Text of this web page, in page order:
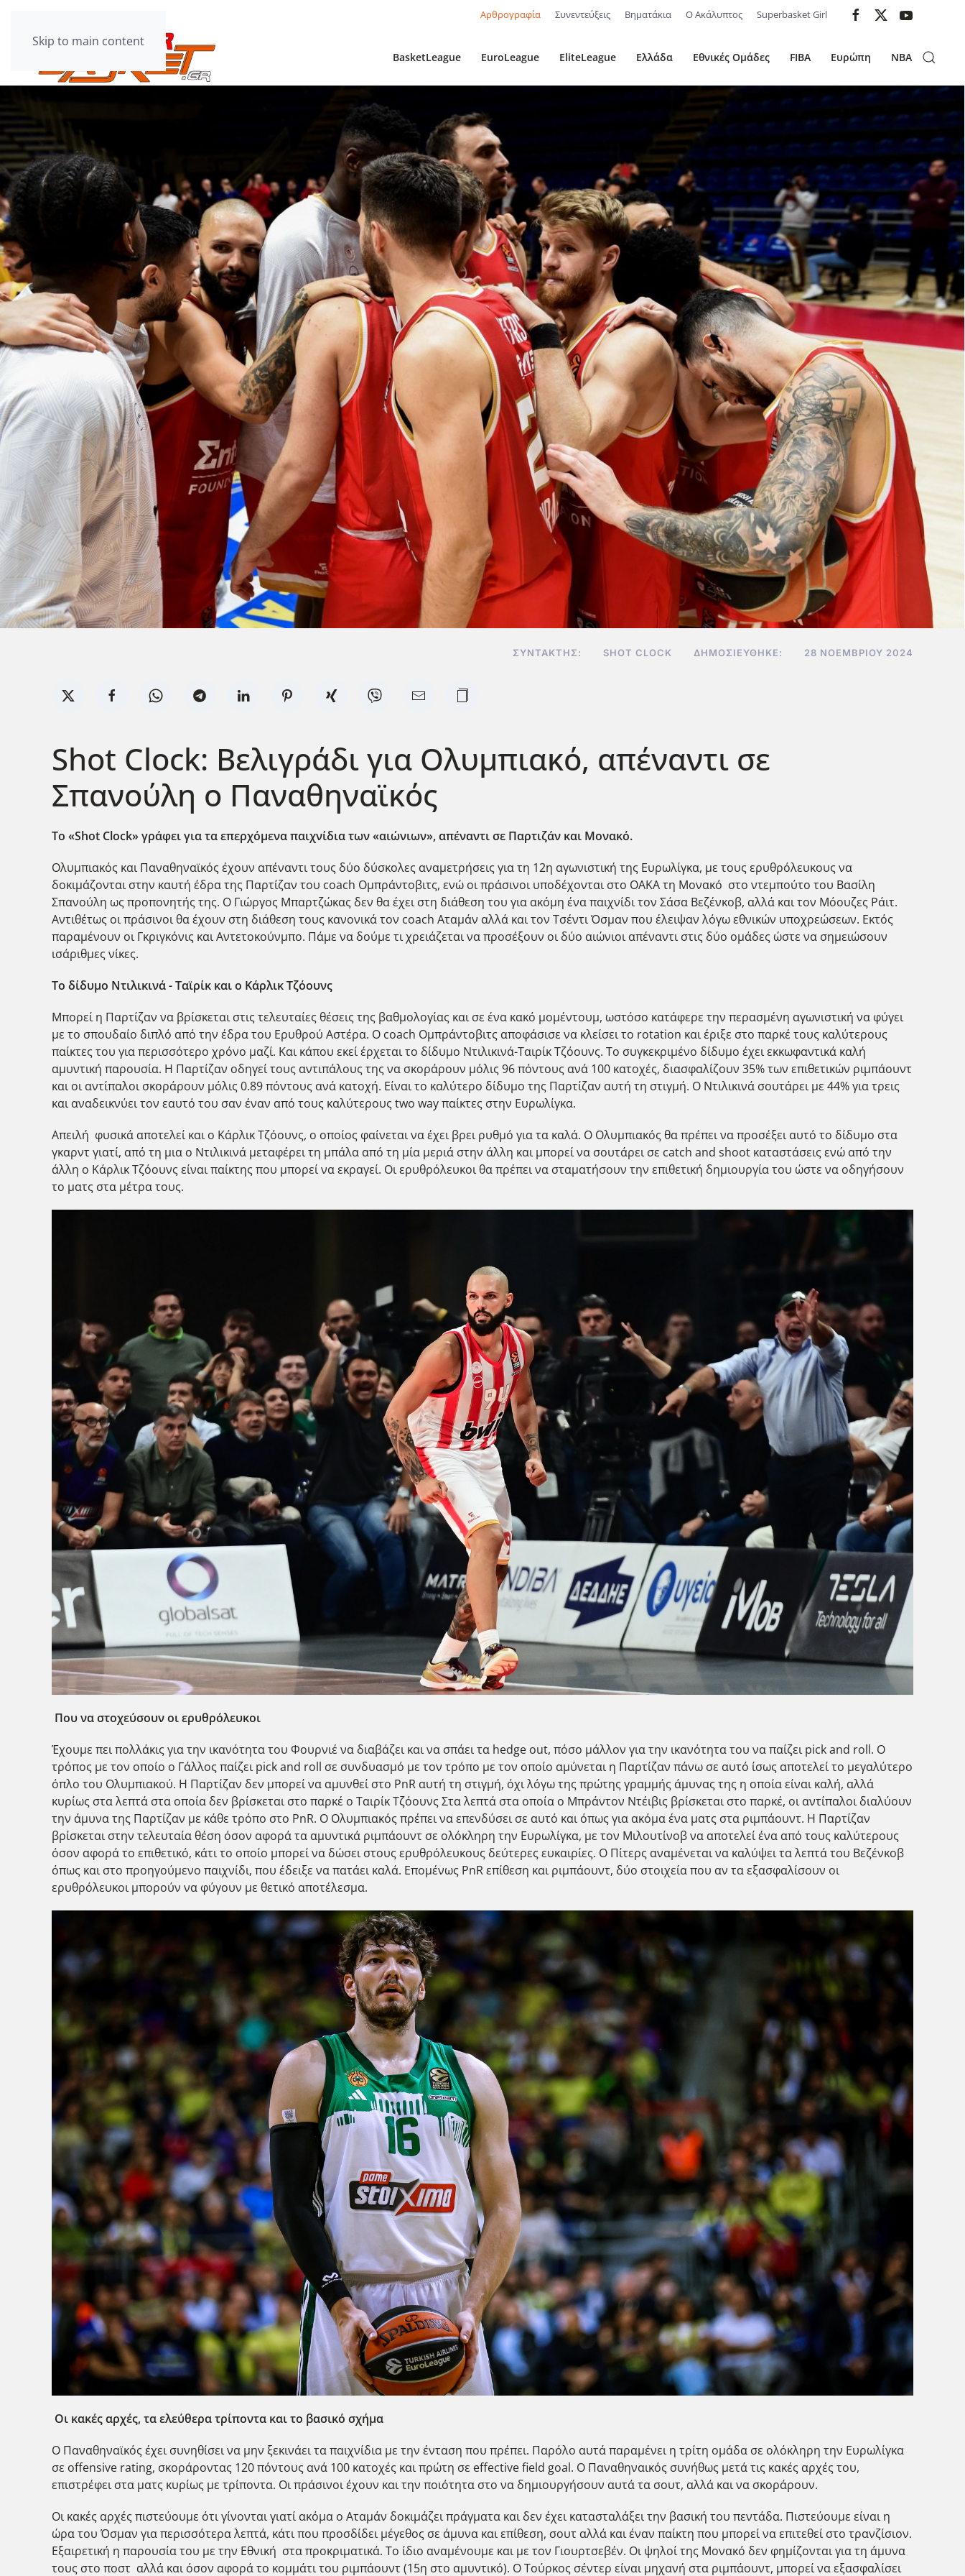
Skip to main content
Αρθρογραφία Συνεντεύξεις Βηματάκια Ο Ακάλυπτος Superbasket Girl
BasketLeague EuroLeague EliteLeague Ελλάδα Εθνικές Ομάδες FIBA Ευρώπη NBA
ΣΥΝΤΆΚΤΗΣ: SHOT CLOCK ΔΗΜΟΣΙΕΎΘΗΚΕ: 28 ΝΟΕΜΒΡΊΟΥ 2024
Shot Clock: Βελιγράδι για Ολυμπιακό, απέναντι σε
Σπανούλη ο Παναθηναϊκός
Το «Shot Clock» γράφει για τα επερχόμενα παιχνίδια των «αιώνιων», απέναντι σε Παρτιζάν και Μονακό.
Ολυμπιακός και Παναθηναϊκός έχουν απέναντι τους δύο δύσκολες αναμετρήσεις για τη 12η αγωνιστική της Ευρωλίγκα, με τους ερυθρόλευκους να
δοκιμάζονται στην καυτή έδρα της Παρτίζαν του coach Ομπράντοβιτς, ενώ οι πράσινοι υποδέχονται στο ΟΑΚΑ τη Μονακό στο ντεμπούτο του Βασίλη
Σπανούλη ως προπονητής της. Ο Γιώργος Μπαρτζώκας δεν θα έχει στη διάθεση του για ακόμη ένα παιχνίδι τον Σάσα Βεζένκοβ, αλλά και τον Μόουζες Ράιτ.
Αντιθέτως οι πράσινοι θα έχουν στη διάθεση τους κανονικά τον coach Αταμάν αλλά και τον Τσέντι Όσμαν που έλειψαν λόγω εθνικών υποχρεώσεων. Εκτός
παραμένουν οι Γκριγκόνις και Αντετοκούνμπο. Πάμε να δούμε τι χρειάζεται να προσέξουν οι δύο αιώνιοι απέναντι στις δύο ομάδες ώστε να σημειώσουν
ισάριθμες νίκες.
Το δίδυμο Ντιλικινά - Ταϊρίκ και ο Κάρλικ Τζόουνς
Μπορεί η Παρτίζαν να βρίσκεται στις τελευταίες θέσεις της βαθμολογίας και σε ένα κακό μομέντουμ, ωστόσο κατάφερε την περασμένη αγωνιστική να φύγει
με το σπουδαίο διπλό από την έδρα του Ερυθρού Αστέρα. Ο coach Ομπράντοβιτς αποφάσισε να κλείσει το rotation και έριξε στο παρκέ τους καλύτερους
παίκτες του για περισσότερο χρόνο μαζί. Και κάπου εκεί έρχεται το δίδυμο Ντιλικινά-Ταιρίκ Τζόουνς. Το συγκεκριμένο δίδυμο έχει εκκωφαντικά καλή
αμυντική παρουσία. Η Παρτίζαν οδηγεί τους αντιπάλους της να σκοράρουν μόλις 96 πόντους ανά 100 κατοχές, διασφαλίζουν 35% των επιθετικών ριμπάουντ
και οι αντίπαλοι σκοράρουν μόλις 0.89 πόντους ανά κατοχή. Είναι το καλύτερο δίδυμο της Παρτίζαν αυτή τη στιγμή. Ο Ντιλικινά σουτάρει με 44% για τρεις
και αναδεικνύει τον εαυτό του σαν έναν από τους καλύτερους two way παίκτες στην Ευρωλίγκα.
Απειλή φυσικά αποτελεί και ο Κάρλικ Τζόουνς, ο οποίος φαίνεται να έχει βρει ρυθμό για τα καλά. Ο Ολυμπιακός θα πρέπει να προσέξει αυτό το δίδυμο στα
γκαρντ γιατί, από τη μια ο Ντιλικινά μεταφέρει τη μπάλα από τη μία μεριά στην άλλη και μπορεί να σουτάρει σε catch and shoot καταστάσεις ενώ από την
άλλη ο Κάρλικ Τζόουνς είναι παίκτης που μπορεί να εκραγεί. Οι ερυθρόλευκοι θα πρέπει να σταματήσουν την επιθετική δημιουργία του ώστε να οδηγήσουν
το ματς στα μέτρα τους.
Που να στοχεύσουν οι ερυθρόλευκοι
Έχουμε πει πολλάκις για την ικανότητα του Φουρνιέ να διαβάζει και να σπάει τα hedge out, πόσο μάλλον για την ικανότητα του να παίζει pick and roll. Ο
τρόπος με τον οποίο ο Γάλλος παίζει pick and roll σε συνδυασμό με τον τρόπο με τον οποίο αμύνεται η Παρτίζαν πάνω σε αυτό ίσως αποτελεί το μεγαλύτερο
όπλο του Ολυμπιακού. Η Παρτίζαν δεν μπορεί να αμυνθεί στο PnR αυτή τη στιγμή, όχι λόγω της πρώτης γραμμής άμυνας της η οποία είναι καλή, αλλά
κυρίως στα λεπτά στα οποία δεν βρίσκεται στο παρκέ ο Ταιρίκ Τζόουνς Στα λεπτά στα οποία ο Μπράντον Ντέιβις βρίσκεται στο παρκέ, οι αντίπαλοι διαλύουν
την άμυνα της Παρτίζαν με κάθε τρόπο στο PnR. Ο Ολυμπιακός πρέπει να επενδύσει σε αυτό και όπως για ακόμα ένα ματς στα ριμπάουντ. Η Παρτίζαν
βρίσκεται στην τελευταία θέση όσον αφορά τα αμυντικά ριμπάουντ σε ολόκληρη την Ευρωλίγκα, με τον Μιλουτίνοβ να αποτελεί ένα από τους καλύτερους
όσον αφορά το επιθετικό, κάτι το οποίο μπορεί να δώσει στους ερυθρόλευκους δεύτερες ευκαιρίες. Ο Πίτερς αναμένεται να καλύψει τα λεπτά του Βεζένκοβ
όπως και στο προηγούμενο παιχνίδι, που έδειξε να πατάει καλά. Επομένως PnR επίθεση και ριμπάουντ, δύο στοιχεία που αν τα εξασφαλίσουν οι
ερυθρόλευκοι μπορούν να φύγουν με θετικό αποτέλεσμα.
Οι κακές αρχές, τα ελεύθερα τρίποντα και το βασικό σχήμα
Ο Παναθηναϊκός έχει συνηθίσει να μην ξεκινάει τα παιχνίδια με την ένταση που πρέπει. Παρόλο αυτά παραμένει η τρίτη ομάδα σε ολόκληρη την Ευρωλίγκα
σε offensive rating, σκοράροντας 120 πόντους ανά 100 κατοχές και πρώτη σε effective field goal. Ο Παναθηναικός συνήθως μετά τις κακές αρχές του,
επιστρέφει στα ματς κυρίως με τρίποντα. Οι πράσινοι έχουν και την ποιότητα στο να δημιουργήσουν αυτά τα σουτ, αλλά και να σκοράρουν.
Οι κακές αρχές πιστεύουμε ότι γίνονται γιατί ακόμα ο Αταμάν δοκιμάζει πράγματα και δεν έχει κατασταλάξει την βασική του πεντάδα. Πιστεύουμε είναι η
ώρα του Όσμαν για περισσότερα λεπτά, κάτι που προσδίδει μέγεθος σε άμυνα και επίθεση, σουτ αλλά και έναν παίκτη που μπορεί να επιτεθεί στο τρανζίσιον.
Εξαιρετική η παρουσία του με την Εθνική στα προκριματικά. Το ίδιο αναμένουμε και με τον Γιουρτσεβέν. Οι ψηλοί της Μονακό δεν φημίζονται για τη άμυνα
τους στο ποστ αλλά και όσον αφορά το κομμάτι του ριμπάουντ (15η στο αμυντικό). Ο Τούρκος σέντερ είναι μηχανή στα ριμπάουντ, μπορεί να εξασφαλίσει